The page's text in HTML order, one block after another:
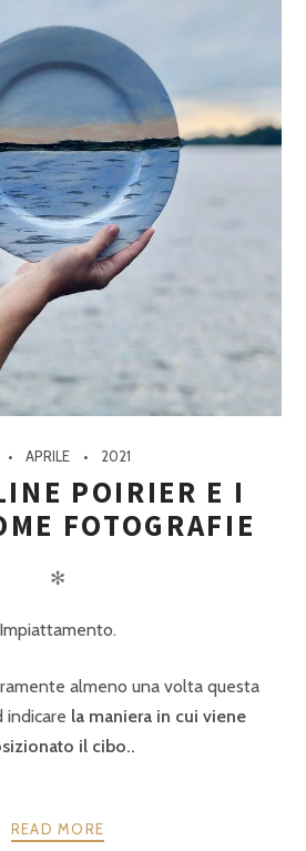
APRILE 2021
POIRIER E I
FOTOGRAFIE
✻
Impiattamento.
almeno una volta questa
indicare la maniera in cui viene
il cibo..
READ MORE